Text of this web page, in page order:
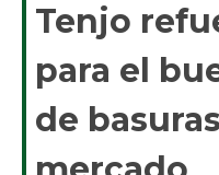
Tenjo
para el
de